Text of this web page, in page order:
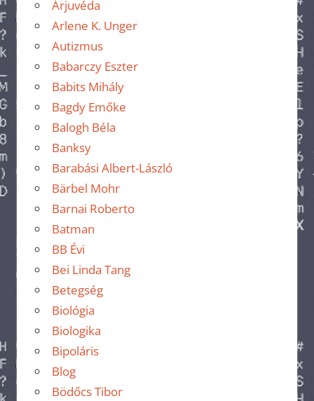
Árjuvéda
Arlene K. Unger
Autizmus
Babarczy Eszter
Babits Mihály
Bagdy Emőke
Balogh Béla
Banksy
Barabási Albert-László
Bärbel Mohr
Barnai Roberto
Batman
BB Évi
Bei Linda Tang
Betegség
Biológia
Biologika
Bipoláris
Blog
Bödőcs Tibor